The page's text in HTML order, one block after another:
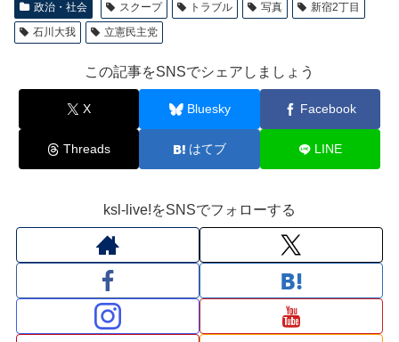
政治・社会 スクープ トラブル 写真
新宿2丁目
石川大我
立憲民主党
この記事をSNSでシェアしましょう
X Bluesky Facebook
Threads はてブ LINE
ksl-live!をSNSでフォローする